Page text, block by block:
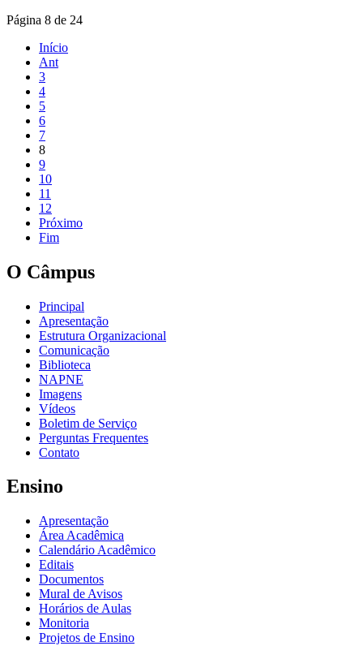
Página 8 de 24
Início
Ant
3
4
5
6
7
8
9
10
11
12
Próximo
Fim
O Câmpus
Principal
Apresentação
Estrutura Organizacional
Comunicação
Biblioteca
NAPNE
Imagens
Vídeos
Boletim de Serviço
Perguntas Frequentes
Contato
Ensino
Apresentação
Área Acadêmica
Calendário Acadêmico
Editais
Documentos
Mural de Avisos
Horários de Aulas
Monitoria
Projetos de Ensino